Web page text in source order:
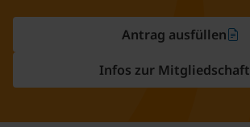
Antrag ausfüllen
Infos zur Mitgliedschaft